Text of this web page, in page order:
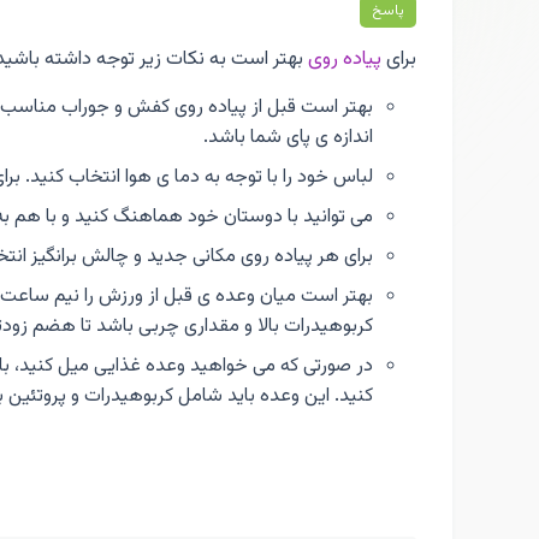
پاسخ
برایپیاده رویبهتر است به نکات زیر توجه داشته
بهتر است قبل از پیاده روی کفش و جوراب
اندازه ی پای شما باشد.
لباس خود را با توجه به دما ی هوا انتخاب کنید.
می توانید با دوستان خود هماهنگ کنید و با هم
برای هر پیاده روی مکانی جدید و چالش برانگیز
بهتر است میان وعده ی قبل از ورزش را نیم
کربوهيدرات بالا و مقداری چربی باشد تا هضم
در صورتی که می خواهید وعده غذایی میل کنید،
کنید. این وعده باید شامل کربوهیدرات و پروتئین